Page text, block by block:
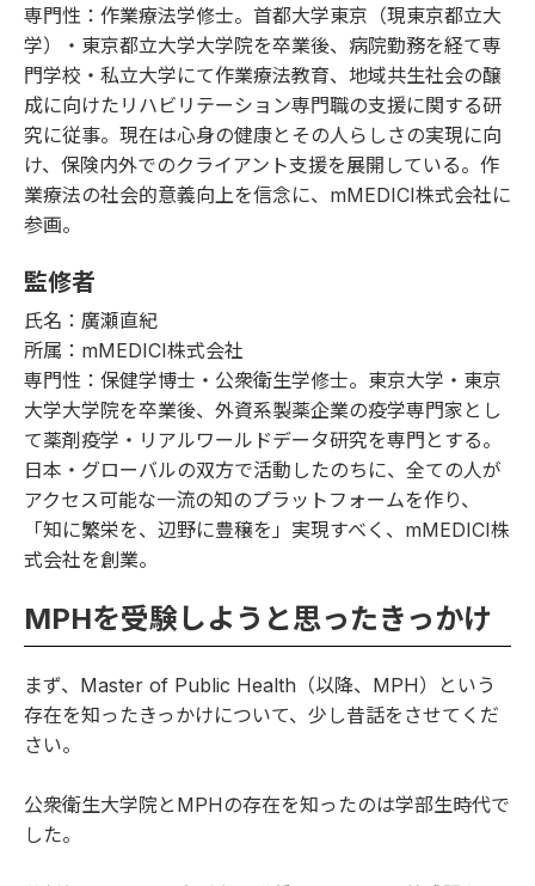
専門性：作業療法学修士。首都大学東京（現東京都立大
学）・東京都立大学大学院を卒業後、病院勤務を経て専
門学校・私立大学にて作業療法教育、地域共生社会の醸
成に向けたリハビリテーション専門職の支援に関する研
究に従事。現在は心身の健康とその人らしさの実現に向
け、保険内外でのクライアント支援を展開している。作
業療法の社会的意義向上を信念に、mMEDICI株式会社に
参画。
監修者
氏名：廣瀬直紀
所属：mMEDICI株式会社
専門性：保健学博士・公衆衛生学修士。東京大学・東京
大学大学院を卒業後、外資系製薬企業の疫学専門家とし
て薬剤疫学・リアルワールドデータ研究を専門とする。
日本・グローバルの双方で活動したのちに、全ての人が
アクセス可能な一流の知のプラットフォームを作り、
「知に繁栄を、辺野に豊穣を」実現すべく、mMEDICI株
式会社を創業。
MPHを受験しようと思ったきっかけ
まず、Master of Public Health（以降、MPH）という
存在を知ったきっかけについて、少し昔話をさせてくだ
さい。
公衆衛生大学院とMPHの存在を知ったのは学部生時代で
した。